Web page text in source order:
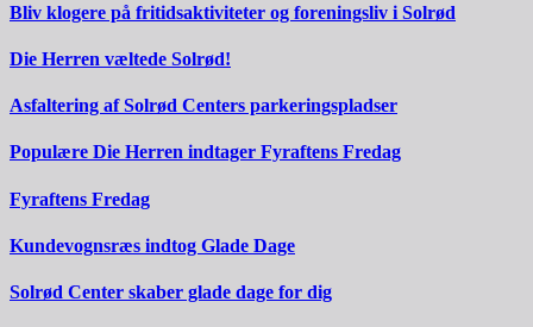
Bliv klogere på fritidsaktiviteter og foreningsliv i Solrød
Die Herren væltede Solrød!
Asfaltering af Solrød Centers parkeringspladser
Populære Die Herren indtager Fyraftens Fredag
Fyraftens Fredag
Kundevognsræs indtog Glade Dage
Solrød Center skaber glade dage for dig